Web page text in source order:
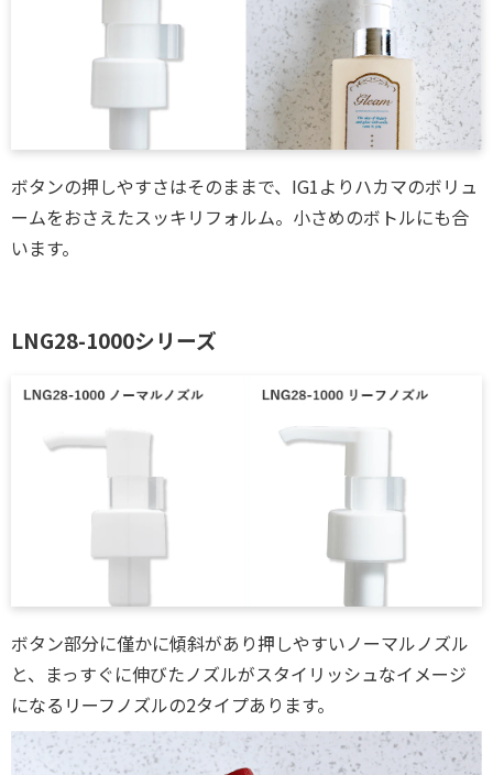
ボタンの押しやすさはそのままで、IG1よりハカマのボリュ
ームをおさえたスッキリフォルム。小さめのボトルにも合
います。
LNG28-1000シリーズ
ボタン部分に僅かに傾斜があり押しやすいノーマルノズル
と、まっすぐに伸びたノズルがスタイリッシュなイメージ
になるリーフノズルの2タイプあります。